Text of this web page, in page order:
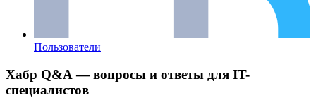
Пользователи
Хабр Q&A — вопросы и ответы для IT-
специалистов